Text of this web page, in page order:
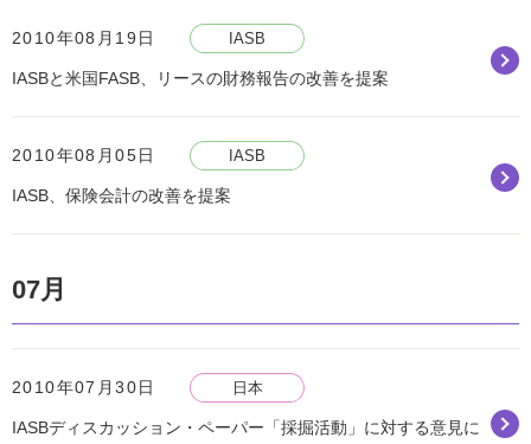
2010年08月19日 IASB
IASBと米国FASB、リースの財務報告の改善を提案
2010年08月05日 IASB
IASB、保険会計の改善を提案
07月
2010年07月30日 日本
IASBディスカッション・ペーパー「採掘活動」に対する意見に